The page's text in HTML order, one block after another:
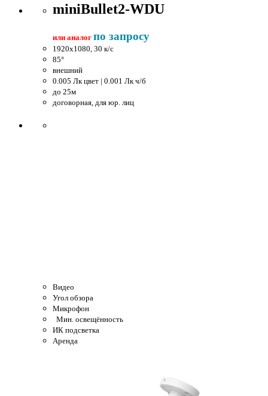
miniBullet2-WDU
или аналог по запросу
1920x1080, 30 к/c
85°
внешний
0.005 Лк цвет | 0.001 Лк ч/б
до 25м
договорная, для юр. лиц
Видео
Угол обзора
Микрофон
Мин. освещённость
ИК подсветка
Аренда